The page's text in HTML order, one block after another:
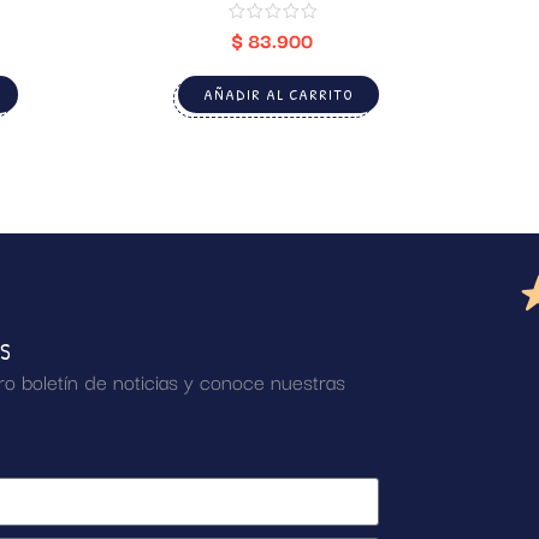
$83.900
AÑADIR AL CARRITO
boletín de noticias y conoce nuestras